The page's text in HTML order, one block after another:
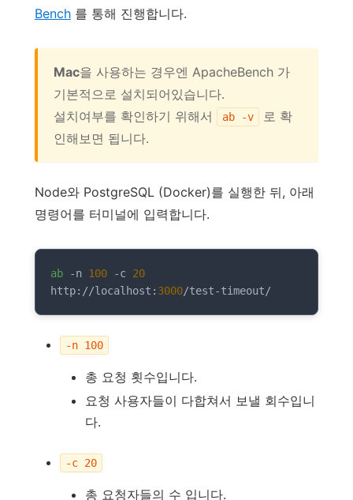
Bench 를 통해 진행합니다.
Mac을 사용하는 경우엔 ApacheBench 가
기본적으로 설치되어있습니다.
설치여부를 확인하기 위해서
ab -v
로 확
인해보면 됩니다.
Node와 PostgreSQL (Docker)를 실행한 뒤, 아래
명령어를 터미널에 입력합니다.
ab -n 100 -c 20
http://localhost: 3000/test-timeout/
-n 100
총 요청 횟수입니다.
요청 사용자들이 다합쳐서 보낼 회수입니
다.
-c 20
총 요청자들의 수 입니다.